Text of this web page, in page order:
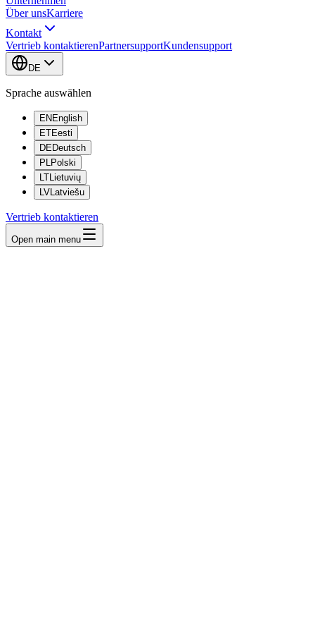
Über unsKarriere
Kontakt
Vertrieb kontaktierenPartnersupportKundensupport
DE
Sprache auswählen
EN English
ETEesti
DEDeutsch
PLPolski
LTLietuvių
LVLatviešu
Vertrieb kontaktieren
Open main menu